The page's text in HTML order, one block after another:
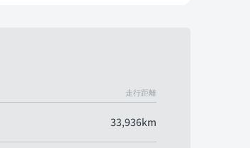
走行距離
33,936km